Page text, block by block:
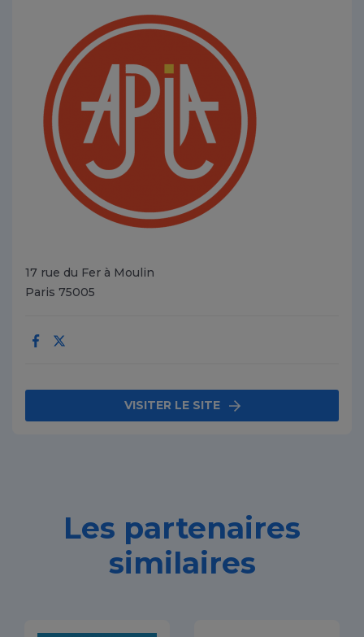
17 rue du Fer à Moulin
Paris 75005
Facebook
VISITER LE SITE
Les partenaires
similaires